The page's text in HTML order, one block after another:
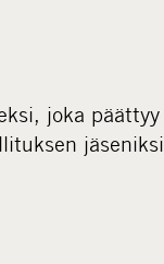
joka päättyy
jäseniksi